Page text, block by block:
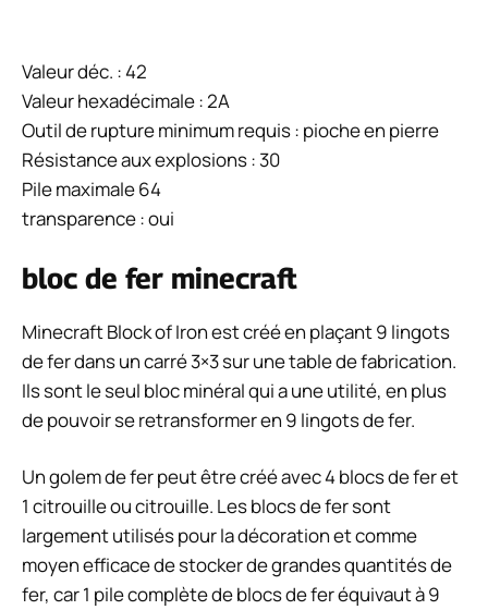
Valeur déc. : 42
Valeur hexadécimale : 2A
Outil de rupture minimum requis : pioche en pierre
Résistance aux explosions : 30
Pile maximale 64
transparence : oui
bloc de fer minecraft
Minecraft Block of Iron est créé en plaçant 9 lingots
de fer dans un carré 3×3 sur une table de fabrication.
Ils sont le seul bloc minéral qui a une utilité, en plus
de pouvoir se retransformer en 9 lingots de fer.
Un golem de fer peut être créé avec 4 blocs de fer et
1 citrouille ou citrouille. Les blocs de fer sont
largement utilisés pour la décoration et comme
moyen efficace de stocker de grandes quantités de
fer, car 1 pile complète de blocs de fer équivaut à 9